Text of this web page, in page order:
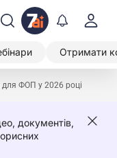
Отримати
ФОП у 2026 році
документів,